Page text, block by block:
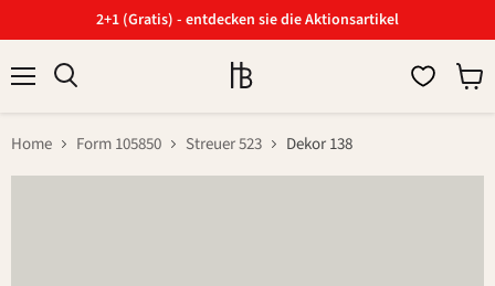
2+1 (Gratis) - entdecken sie die Aktionsartikel
Home Form 105850 Streuer 523 Dekor 138